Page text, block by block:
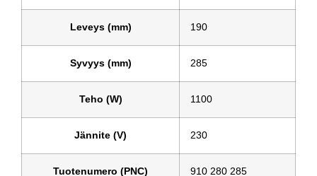
Leveys (mm) 190
Syvyys (mm) 285
Teho (W) 1100
Jännite (V) 230
Tuotenumero (PNC) 910 280 285